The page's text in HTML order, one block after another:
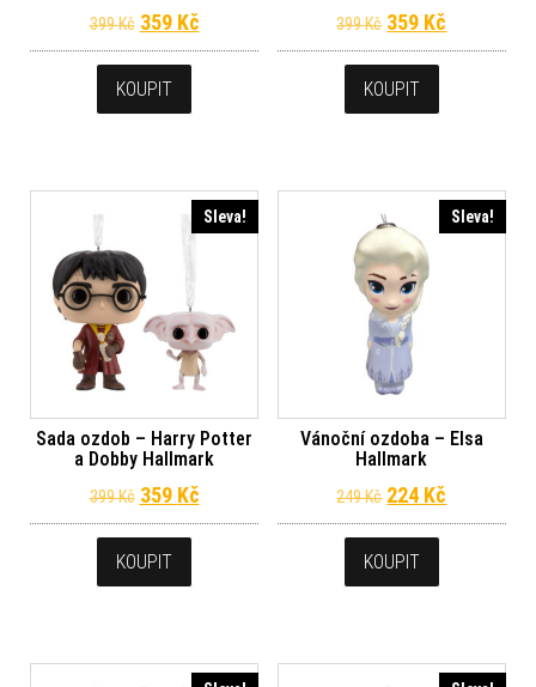
399Kč Původní cena byla: 399 Kč.
359 KčAktuální cena je: 359 Kč.
KOUPIT
399Kč Původní cena
359 Kč
KOUPIT
Sleva!
Sada ozdob – Harry Potter
a Dobby Hallmark
399Kč Původní cena byla: 399 Kč.
359 KčAktuální cena je: 359 Kč.
KOUPIT
Sleva!
Vánoční ozdoba – Elsa
Hallmark
249Kč Původní cena
224 Kč
KOUPIT